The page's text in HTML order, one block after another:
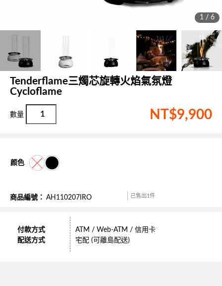
1 / 6
Tenderflame三燭芯旋轉火焰氣氛燈
Cycloflame
NT$9,900
颜色
商品編號： AH110207IRO 已售出1件
付款方式
配送方式
ATM / Web-ATM / 信用卡
宅配 (可離島配送)